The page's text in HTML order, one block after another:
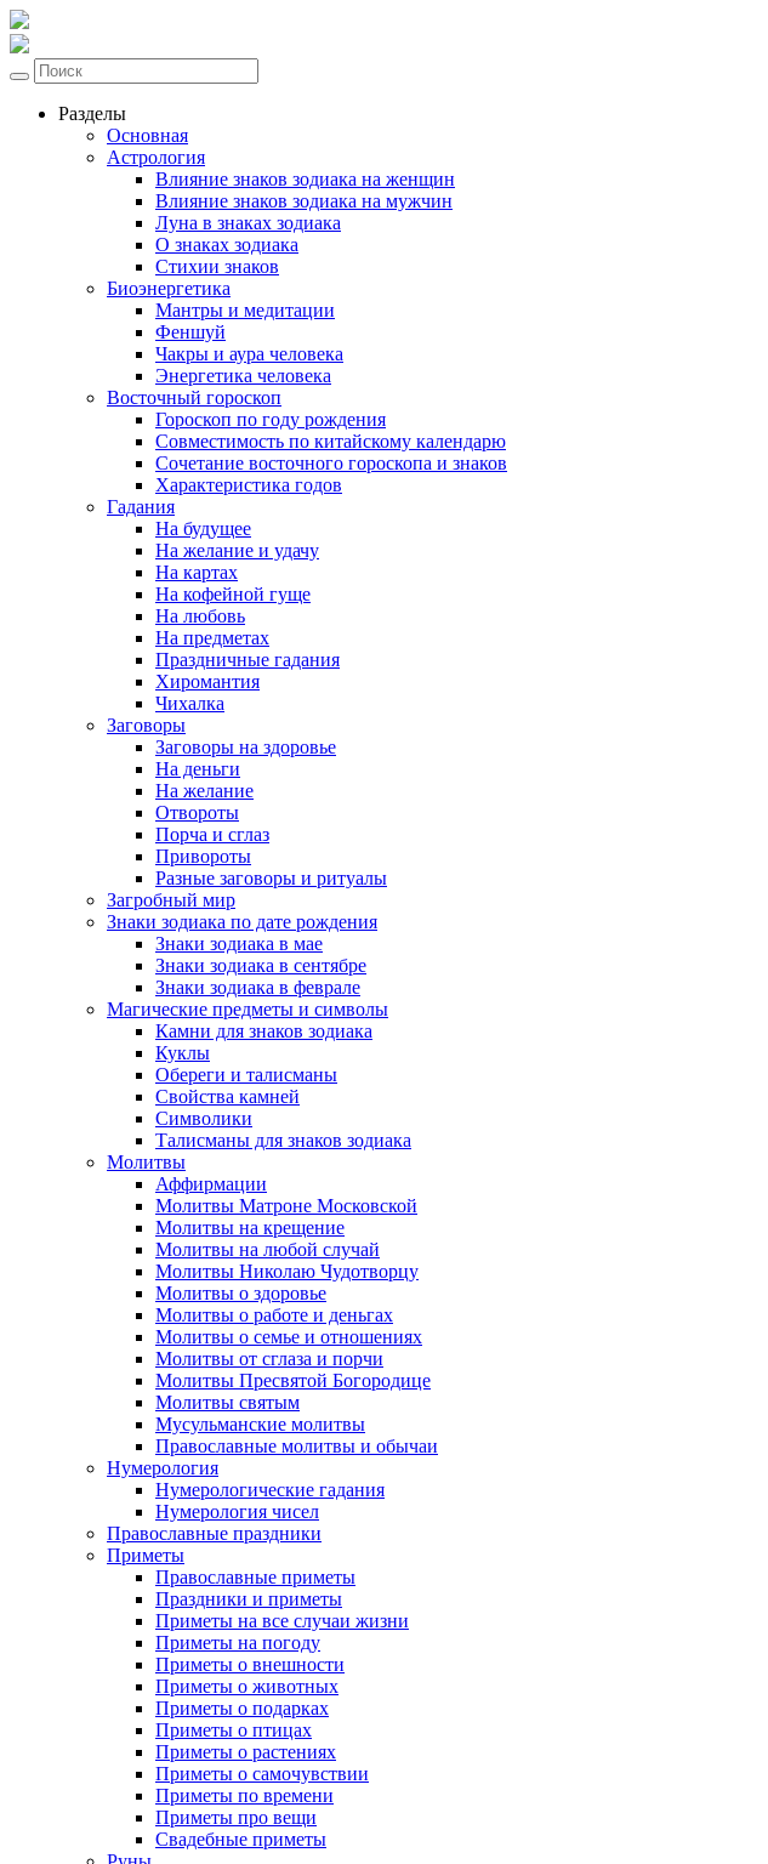
Разделы
Основная
Астрология
Влияние знаков зодиака на женщин
Влияние знаков зодиака на мужчин
Луна в знаках зодиака
О знаках зодиака
Стихии знаков
Биоэнергетика
Мантры и медитации
Феншуй
Чакры и аура человека
Энергетика человека
Восточный гороскоп
Гороскоп по году рождения
Совместимость по китайскому календарю
Сочетание восточного гороскопа и знаков
Характеристика годов
Гадания
На будущее
На желание и удачу
На картах
На кофейной гуще
На любовь
На предметах
Праздничные гадания
Хиромантия
Чихалка
Заговоры
Заговоры на здоровье
На деньги
На желание
Отвороты
Порча и сглаз
Привороты
Разные заговоры и ритуалы
Загробный мир
Знаки зодиака по дате рождения
Знаки зодиака в мае
Знаки зодиака в сентябре
Знаки зодиака в феврале
Магические предметы и символы
Камни для знаков зодиака
Куклы
Обереги и талисманы
Свойства камней
Символики
Талисманы для знаков зодиака
Молитвы
Аффирмации
Молитвы Матроне Московской
Молитвы на крещение
Молитвы на любой случай
Молитвы Николаю Чудотворцу
Молитвы о здоровье
Молитвы о работе и деньгах
Молитвы о семье и отношениях
Молитвы от сглаза и порчи
Молитвы Пресвятой Богородице
Молитвы святым
Мусульманские молитвы
Православные молитвы и обычаи
Нумерология
Нумерологические гадания
Нумерология чисел
Православные праздники
Приметы
Православные приметы
Праздники и приметы
Приметы на все случаи жизни
Приметы на погоду
Приметы о внешности
Приметы о животных
Приметы о подарках
Приметы о птицах
Приметы о растениях
Приметы о самочувствии
Приметы по времени
Приметы про вещи
Свадебные приметы